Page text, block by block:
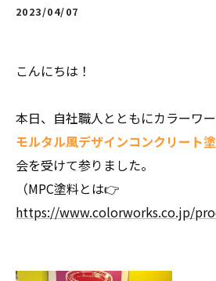
2023/04/07
こんにちは！
本日、自社職人とともにカラーワー
モルタル風デザインコンクリート
会を受けて参りました。
（MPC塗料とは👉
https://www.colorworks.co.jp/